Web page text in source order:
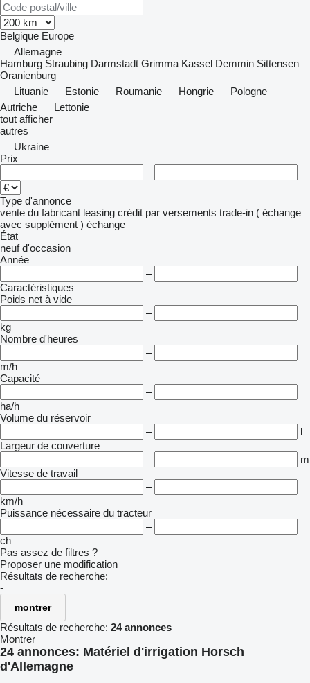
Belgique Europe
Allemagne
Hamburg Straubing Darmstadt Grimma Kassel Demmin Sittensen
Oranienburg
Lituanie
Estonie Roumanie Hongrie
Pologne
Autriche
Lettonie
tout afficher
autres
Ukraine
Prix
–
Type d'annonce
vente du fabricant leasing crédit par versements trade-in ( échange
avec supplément ) échange
État
neuf d'occasion
Année
–
Caractéristiques
Poids net à vide
–
kg
Nombre d'heures
–
m/h
Capacité
–
ha/h
Volume du réservoir
–
l
Largeur de couverture
–
m
Vitesse de travail
–
km/h
Puissance nécessaire du tracteur
–
ch
Pas assez de filtres ?
Proposer une modification
Résultats de recherche:
-
montrer
Résultats de recherche: 24 annonces
Montrer
24 annonces: Matériel d'irrigation Horsch
d'Allemagne